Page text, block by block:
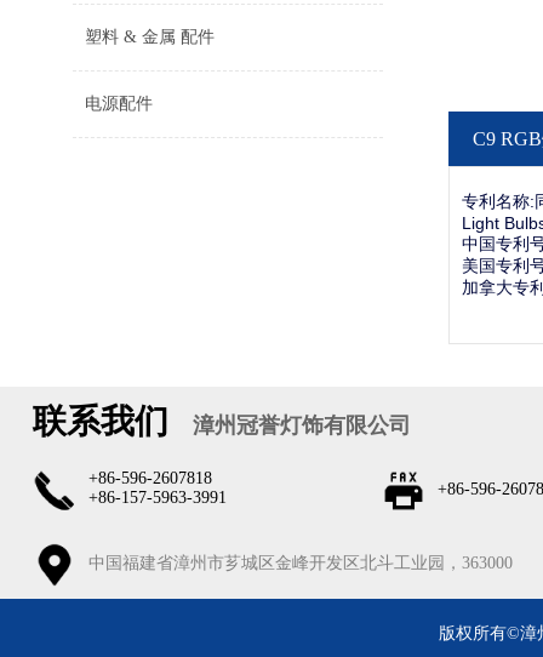
塑料 & 金属 配件
电源配件
C9
专利名称:
Light
中国专利
美国专利
加拿大专
联系我们 漳州冠誉灯饰有限公司
+86-596-2607818
+86-157-5963-3991
+86-596-
中国福建省漳州市芗城区金峰开发区北斗工业园，363000
版权所有©